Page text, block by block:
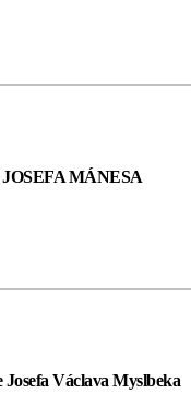
MÁNESA
Václava Myslbeka